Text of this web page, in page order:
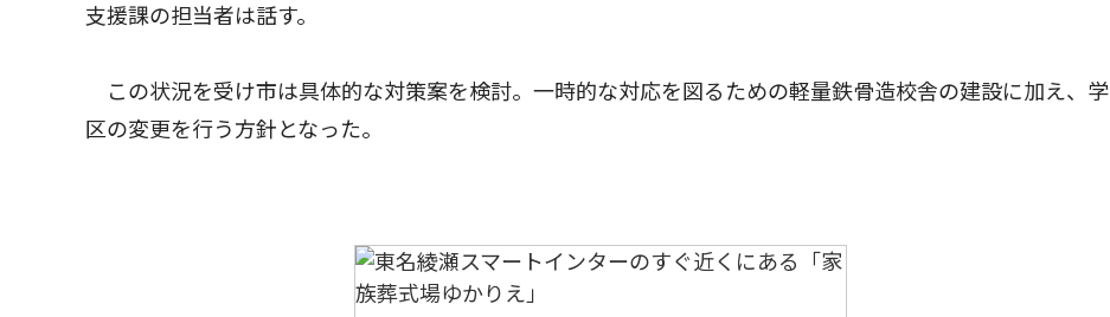
支援課の担当者は話す。
この状況を受け市は具体的な対策案を検討。一時的な対応を図るための軽量鉄骨造校舎の建設に加え、学
区の変更を行う方針となった。